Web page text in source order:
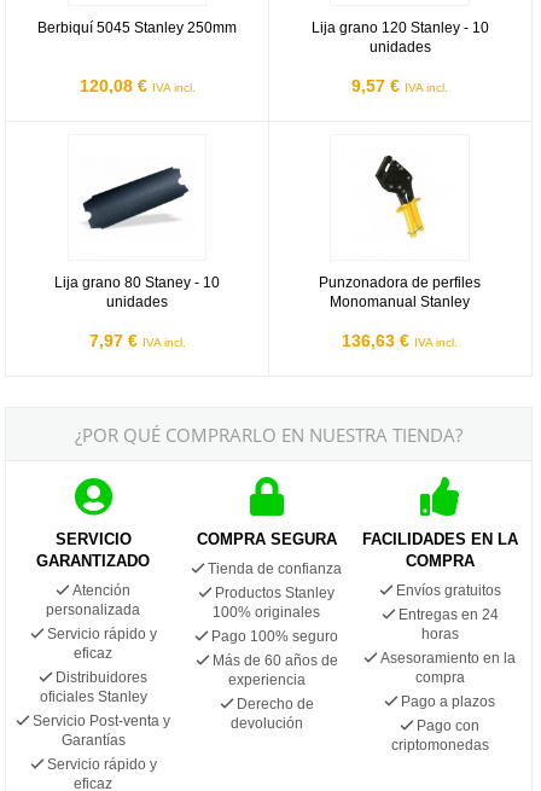
Berbiquí 5045 Stanley 250mm
120,08 € IVA incl.
Lija grano 120 Stanley - 10
unidades
9,57 € IVA incl.
Lija grano 80 Staney - 10
unidades
7,97 € IVA incl.
Punzonadora de perfiles
Monomanual Stanley
136,63 € IVA incl.
¿POR QUÉ COMPRARLO EN NUESTRA TIENDA?
SERVICIO
GARANTIZADO
Atención
personalizada
Servicio rápido y
eficaz
Distribuidores
oficiales Stanley
Servicio Post-venta y
Garantías
Servicio rápido y
eficaz
COMPRA SEGURA
Tienda de confianza
Productos Stanley
100% originales
Pago 100% seguro
Más de 60 años de
experiencia
Derecho de
devolución
FACILIDADES EN LA
COMPRA
Envíos gratuitos
Entregas en 24
horas
Asesoramiento en la
compra
Pago a plazos
Pago con
criptomonedas